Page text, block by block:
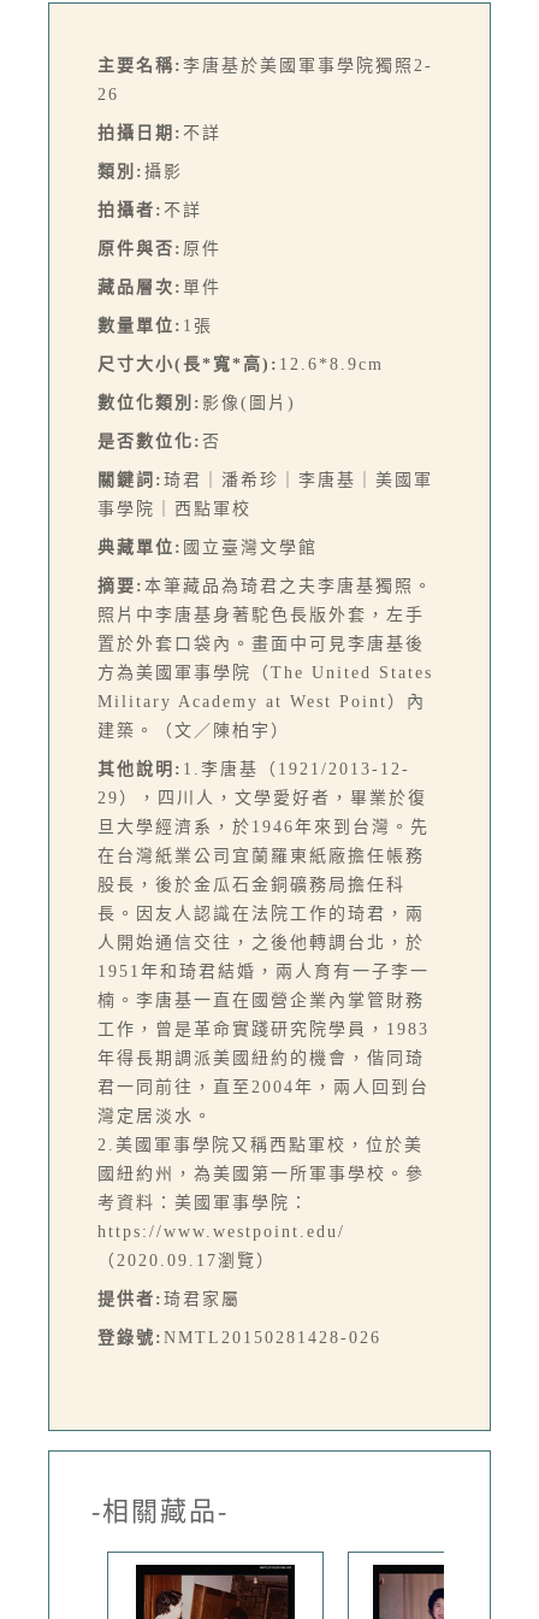
主要名稱: 李唐基於美國軍事學院獨照2-
26
拍攝日期: 不詳
類別: 攝影
拍攝者: 不詳
原件與否: 原件
藏品層次: 單件
數量單位: 1張
尺寸大小(長*寬*高): 12.6*8.9cm
數位化類別: 影像(圖片)
是否數位化: 否
關鍵詞: 琦君｜潘希珍｜李唐基｜美國軍
事學院｜西點軍校
典藏單位: 國立臺灣文學館
摘要: 本筆藏品為琦君之夫李唐基獨照。
照片中李唐基身著駝色長版外套，左手
置於外套口袋內。畫面中可見李唐基後
方為美國軍事學院（The United States
Military Academy at West Point）內
建築。（文／陳柏宇）
其他說明: 1.李唐基（1921/2013-12-
29），四川人，文學愛好者，畢業於復
旦大學經濟系，於1946年來到台灣。先
在台灣紙業公司宜蘭羅東紙廠擔任帳務
股長，後於金瓜石金銅礦務局擔任科
長。因友人認識在法院工作的琦君，兩
人開始通信交往，之後他轉調台北，於
1951年和琦君結婚，兩人育有一子李一
楠。李唐基一直在國營企業內掌管財務
工作，曾是革命實踐研究院學員，1983
年得長期調派美國紐約的機會，偕同琦
君一同前往，直至2004年，兩人回到台
灣定居淡水。
2.美國軍事學院又稱西點軍校，位於美
國紐約州，為美國第一所軍事學校。參
考資料：美國軍事學院：
https://www.westpoint.edu/
（2020.09.17瀏覽）
提供者: 琦君家屬
登錄號: NMTL20150281428-026
-相關藏品-